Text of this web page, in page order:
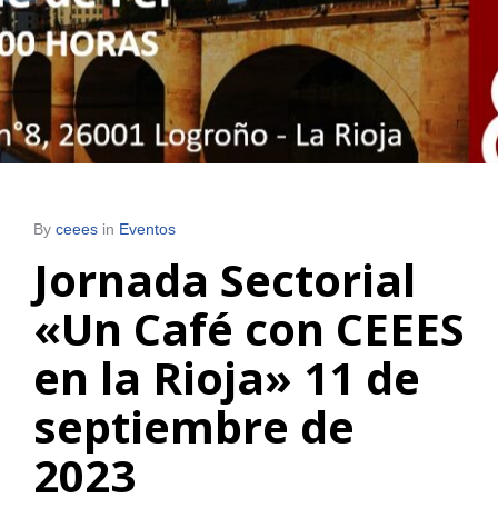
By ceees in Eventos
Jornada Sectorial
«Un Café con CEEES
en la Rioja» 11 de
septiembre de
2023